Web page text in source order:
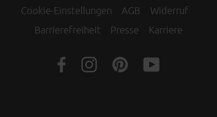
Cookie-Einstellungen
AGB
Widerruf
Barrierefreiheit
Presse Karriere